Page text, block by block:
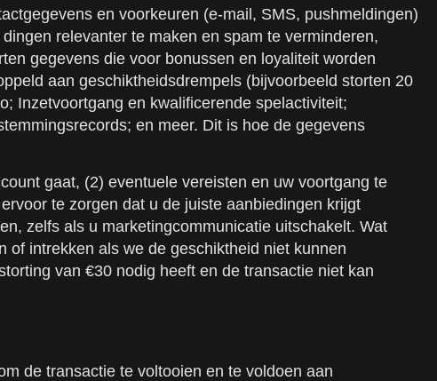
en voorkeuren (e-mail, SMS, pushmeldingen)
relevanter te maken en spam te verminderen,
gegevens die voor bonussen en loyaliteit worden
aan geschiktheidsdrempels (bijvoorbeeld storten 20
Inzetvoortgang en kwalificerende spelactiviteit;
en meer. Dit is hoe de gegevens
gaat, (2) eventuele vereisten en uw voortgang te
te zorgen dat u de juiste aanbiedingen krijgt
zelfs als u marketingcommunicatie uitschakelt. Wat
intrekken als we de geschiktheid niet kunnen
van €30 nodig heeft en de transactie niet kan
de transactie te voltooien en te voldoen aan